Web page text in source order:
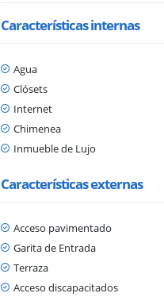
Características internas
Agua
Clósets
Internet
Chimenea
Inmueble de Lujo
Características externas
Acceso pavimentado
Garita de Entrada
Terraza
Acceso discapacitados